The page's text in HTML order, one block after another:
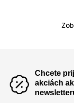
Chcete
akciách